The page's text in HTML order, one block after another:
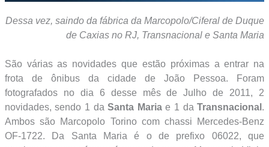
Dessa vez, saindo da fábrica da Marcopolo/Ciferal de Duque
de Caxias no RJ, Transnacional e Santa Maria
São várias as novidades que estão próximas a entrar na
frota de ônibus da cidade de João Pessoa. Foram
fotografados no dia 6 desse mês de Julho de 2011, 2
novidades, sendo 1 daSanta Mariae 1 daTransnacional .
Ambos são Marcopolo Torino com chassi Mercedes-Benz
OF-1722. Da Santa Maria é o de prefixo 06022, que